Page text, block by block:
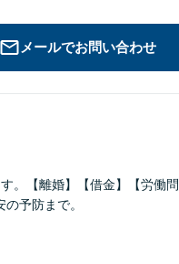
メールでお問い合わせ
。【離婚】【借金】【労働問
予防まで。